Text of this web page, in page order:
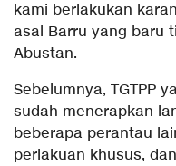
kami berlakukan
asal Barru yang baru
Abustan.
Sebelumnya, TGTPP
sudah menerapkan
beberapa perantau
perlakuan khusus,